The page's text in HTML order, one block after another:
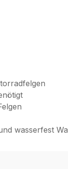
wasserfest